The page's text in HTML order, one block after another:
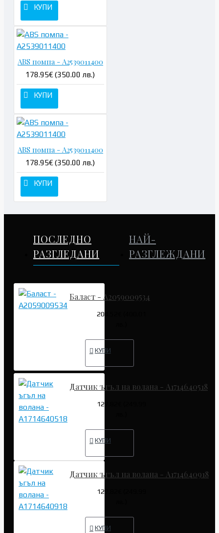
КУПИ
ABS помпа - A2539011400
178.95€ (350.00 лв.)
КУПИ
ABS помпа - A2539011400
178.95€ (350.00 лв.)
КУПИ
ПОСЛЕДНО
РАЗГЛЕДАНИ
НАЙ-
РАЗГЛЕЖДАНИ
Баласт - A2059009534
204.52€ (400.01
КУПИ
Датчик ъгъл на волана - A1714640518
127.82€ (249.99
КУПИ
Датчик ъгъл на волана - A1714640918
127.82€ (249.99
КУПИ